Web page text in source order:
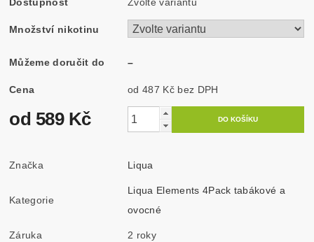
Množství nikotinu
Můžeme doručit do –
Cena od 487 Kč bez DPH
od 589 Kč
Značka Liqua
Kategorie
Liqua Elements 4Pack tabákové a
ovocné
Záruka 2 roky